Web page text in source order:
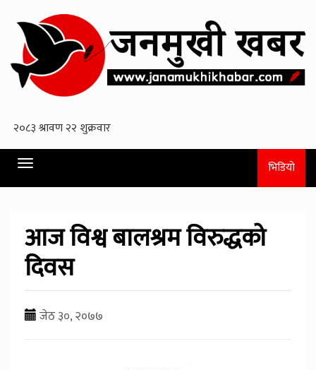
Toggle
navigation
भिडियो
आज विश्व बालश्रम विरुद्धको
दिवस
जेठ ३०, २०७७